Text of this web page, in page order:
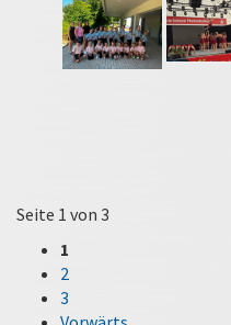
Seite 1 von 3
1
2
3